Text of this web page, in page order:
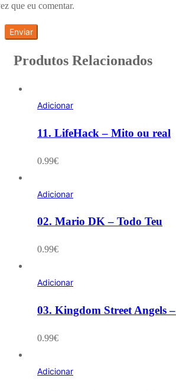
que eu comentar.
Produtos Relacionados
Adicionar
11. LifeHack – Mito ou real
0.99€
Adicionar
02. Mario DK – Todo Teu
0.99€
Adicionar
03. Kingdom Street Angels
0.99€
Adicionar